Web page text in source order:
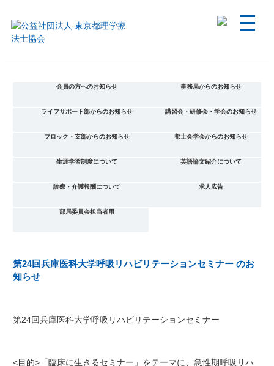
会員の方へのお知らせ 事務局からのお知らせ
ライフサポート部からのお知らせ 講習会・研修会・学会のお知らせ
ブロック・支部からのお知らせ 都士会学会からのお知らせ
生涯学習制度について 英語論文紹介について
診療・介護報酬について 求人広告
部局委員会担当者用
第24回兵庫医科大学呼吸リハビリテーションセミナー のお
知らせ
第24回兵庫医科大学呼吸リハビリテーションセミナー
<目的>「臨床に生きるセミナー」をテーマに、急性期呼吸リハ